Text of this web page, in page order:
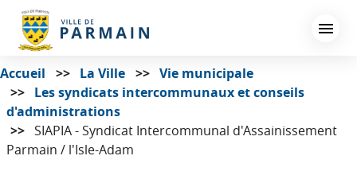
principal
Accueil La Ville
Vie municipale
Les syndicats intercommunaux et conseils
d'administrations
SIAPIA - Syndicat Intercommunal d'Assainissement
Parmain / l'Isle-Adam